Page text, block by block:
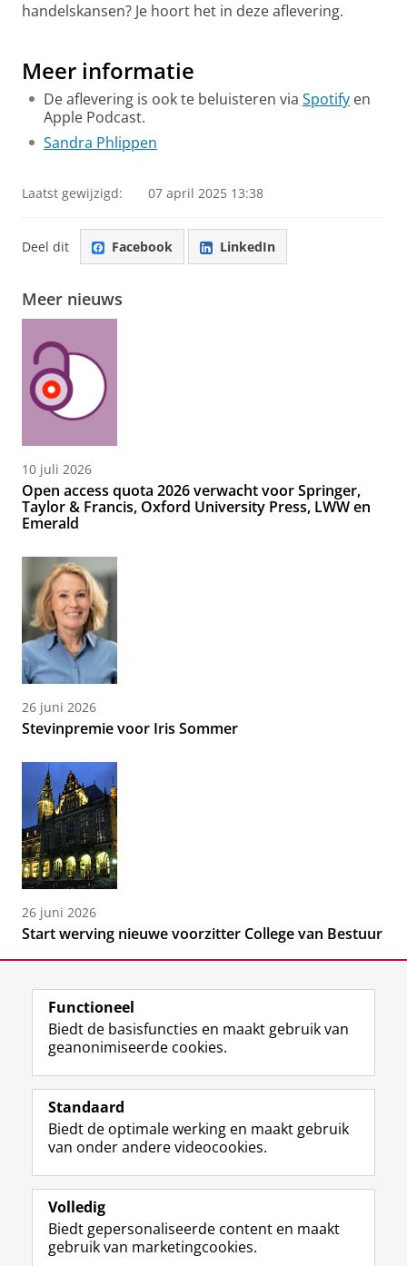
handelskansen? Je hoort het in deze aflevering.
Meer informatie
De aflevering is ook te beluisteren via Spotify en
Apple Podcast.
Sandra Phlippen
Laatst gewijzigd: 07 april 2025 13:38
Deel dit Facebook LinkedIn
Meer nieuws
10 juli 2026
Open access quota 2026 verwacht voor Springer,
Taylor & Francis, Oxford University Press, LWW en
Emerald
26 juni 2026
Stevinpremie voor Iris Sommer
26 juni 2026
Start werving nieuwe voorzitter College van Bestuur
Volg de RUG
F
a
e
b
o
p
a
L
i
k
e
I
-
p
R
S
-
f
e
R
I
n
t
r
m
Y
o
T
e
k
Studiekiezers
Alumni
Over ons
Functioneel
Biedt de basisfuncties en maakt gebruik van
geanonimiseerde cookies.
Standaard
Biedt de optimale werking en maakt gebruik
van onder andere videocookies.
Volledig
Biedt gepersonaliseerde content en maakt
gebruik van marketingcookies.